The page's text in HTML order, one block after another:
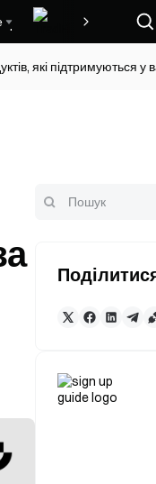
які підтримуються у